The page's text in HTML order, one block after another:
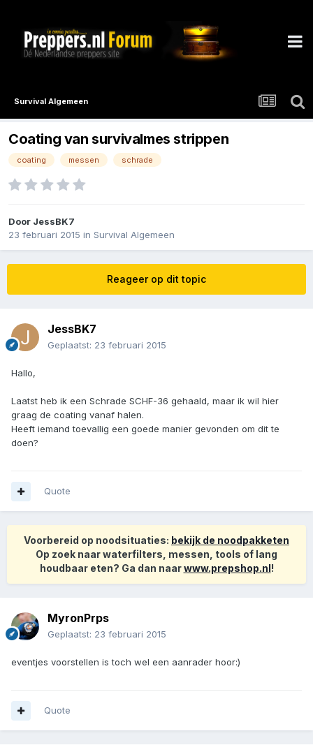
Survival Algemeen
Coating van survivalmes strippen
coating messen schrade
Door JessBK7
23 februari 2015 in Survival Algemeen
Reageer op dit topic
JessBK7
Geplaatst: 23 februari 2015
Hallo,
Laatst heb ik een Schrade SCHF-36 gehaald, maar ik wil hier
graag de coating vanaf halen.
Heeft iemand toevallig een goede manier gevonden om dit te
doen?
Quote
Voorbereid op noodsituaties: bekijk de noodpakketen
Op zoek naar waterfilters, messen, tools of lang
houdbaar eten? Ga dan naarwww.prepshop.nl!
MyronPrps
Geplaatst: 23 februari 2015
eventjes voorstellen is toch wel een aanrader hoor:)
Quote